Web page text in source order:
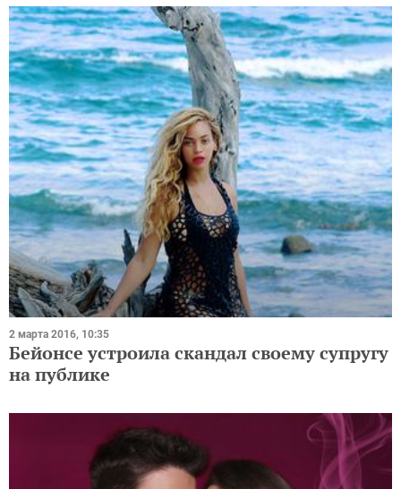
2 марта 2016, 10:35
Бейонсе устроила скандал своему супругу
на публике